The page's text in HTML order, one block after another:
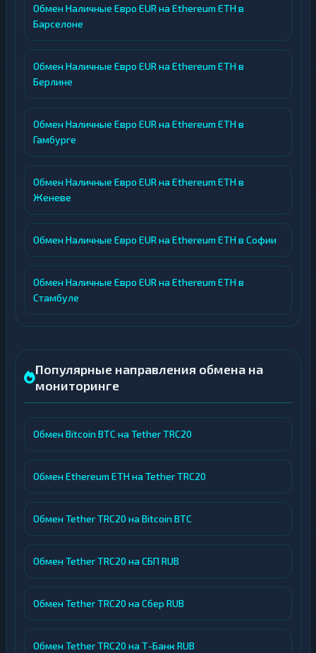
Обмен Наличные Евро EUR на Ethereum ETH в
Барселоне
Обмен Наличные Евро EUR на Ethereum ETH в
Берлине
Обмен Наличные Евро EUR на Ethereum ETH в
Гамбурге
Обмен Наличные Евро EUR на Ethereum ETH в
Женеве
Обмен Наличные Евро EUR на Ethereum ETH в Софии
Обмен Наличные Евро EUR на Ethereum ETH в
Стамбуле
Популярные направления обмена на
мониторинге
Обмен Bitcoin BTC на Tether TRC20
Обмен Ethereum ETH на Tether TRC20
Обмен Tether TRC20 на Bitcoin BTC
Обмен Tether TRC20 на СБП RUB
Обмен Tether TRC20 на Сбер RUB
Обмен Tether TRC20 на Т-Банк RUB